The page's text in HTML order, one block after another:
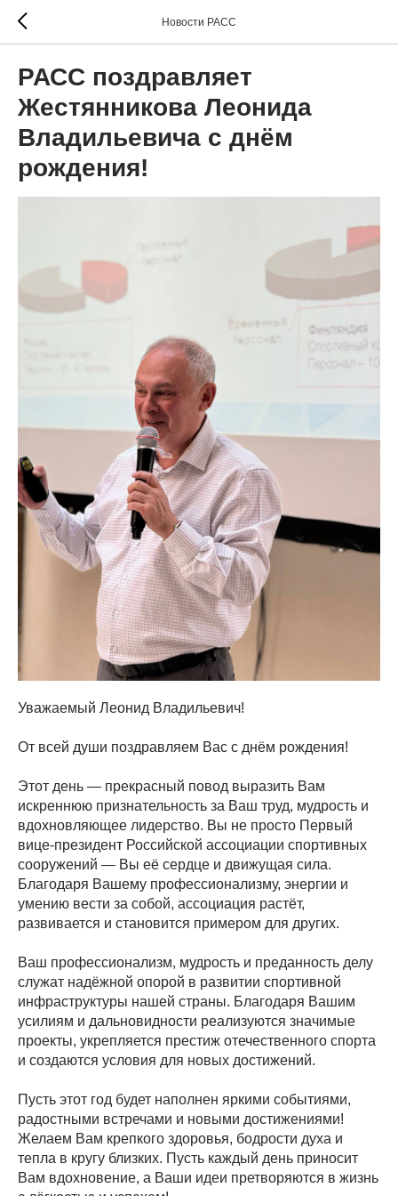
Новости РАСС
РАСС поздравляет
Жестянникова Леонида
Владильевича с днём
рождения!
Уважаемый Леонид Владильевич!
От всей души поздравляем Вас с днём рождения!
Этот день — прекрасный повод выразить Вам
искреннюю признательность за Ваш труд, мудрость и
вдохновляющее лидерство. Вы не просто Первый
вице-президент Российской ассоциации спортивных
сооружений — Вы её сердце и движущая сила.
Благодаря Вашему профессионализму, энергии и
умению вести за собой, ассоциация растёт,
развивается и становится примером для других.
Ваш профессионализм, мудрость и преданность делу
служат надёжной опорой в развитии спортивной
инфраструктуры нашей страны. Благодаря Вашим
усилиям и дальновидности реализуются значимые
проекты, укрепляется престиж отечественного спорта
и создаются условия для новых достижений.
Пусть этот год будет наполнен яркими событиями,
радостными встречами и новыми достижениями!
Желаем Вам крепкого здоровья, бодрости духа и
тепла в кругу близких. Пусть каждый день приносит
Вам вдохновение, а Ваши идеи претворяются в жизнь